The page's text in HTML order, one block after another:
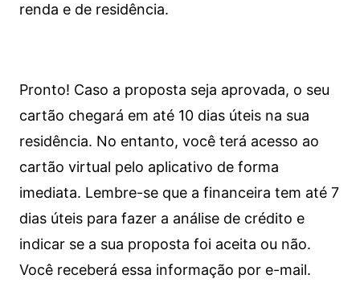
renda e de residência.
Pronto! Caso a proposta seja aprovada, o seu
cartão chegará em até 10 dias úteis na sua
residência. No entanto, você terá acesso ao
cartão virtual pelo aplicativo de forma
imediata. Lembre-se que a financeira tem até 7
dias úteis para fazer a análise de crédito e
indicar se a sua proposta foi aceita ou não.
Você receberá essa informação por e-mail.